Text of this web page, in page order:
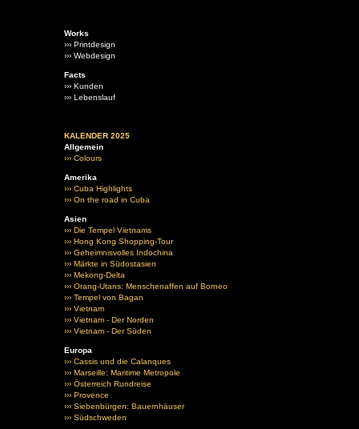
Works
››› Printdesign
››› Webdesign
Facts
››› Kunden
››› Lebenslauf
KALENDER 2025
Allgemein
››› Colours
Amerika
››› Cuba Highlights
››› On the road in Cuba
Asien
››› Die Tempel Vietnams
››› Hong Kong Shopping-Tour
››› Geheimnisvolles Indochina
››› Märkte in Südostasien
››› Mekong-Delta
››› Orang-Utans: Menschenaffen auf Borneo
››› Tempel von Bagan
››› Vietnam
››› Vietnam - Der Norden
››› Vietnam - Der Süden
Europa
››› Cassis und die Calanques
››› Marseille: Maritime Metropole
››› Österreich Rundreise
››› Provence
››› Siebenbürgen: Bauernhäuser
››› Südschweden